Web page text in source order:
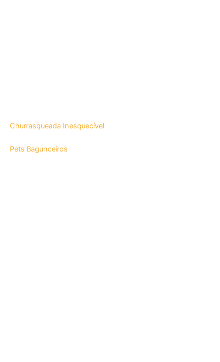
Churrasqueada Inesquecível
Pets Bagunceiros